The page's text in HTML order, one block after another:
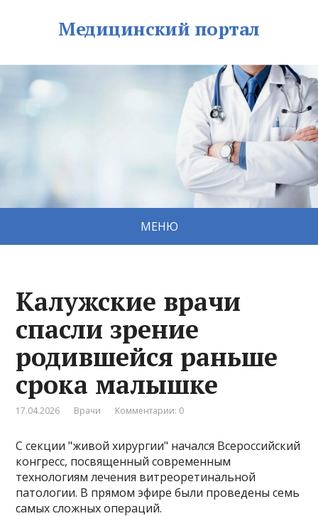
Медицинский портал
МЕНЮ
Калужские врачи
спасли зрение
родившейся раньше
срока малышке
17.04.2026 Врачи Комментарии: 0
С секции "живой хирургии" начался Всероссийский
конгресс, посвященный современным
технологиям лечения витреоретинальной
патологии. В прямом эфире были проведены семь
самых сложных операций.